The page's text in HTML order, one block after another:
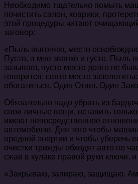
Необходимо тщательно помыть
почистить салон, коврики,
этой процедуры читают
заговор:
«Пыль выгоняю, место
Пусто, а мне звонко и густо. Пыль
зазывает, пусто место долго не
говорится: свято место
обогатиться. Один Ответ. Один
Обязательно надо убрать из
свои личные вещи, оставить
имеют непосредственное
автомобилю. Для того чтобы
вредной энергии и чтобы уберечь
очистки трижды обходят авто по
сжав в кулаке правой руки ключи,
«Закрываю, запираю, защищаю.